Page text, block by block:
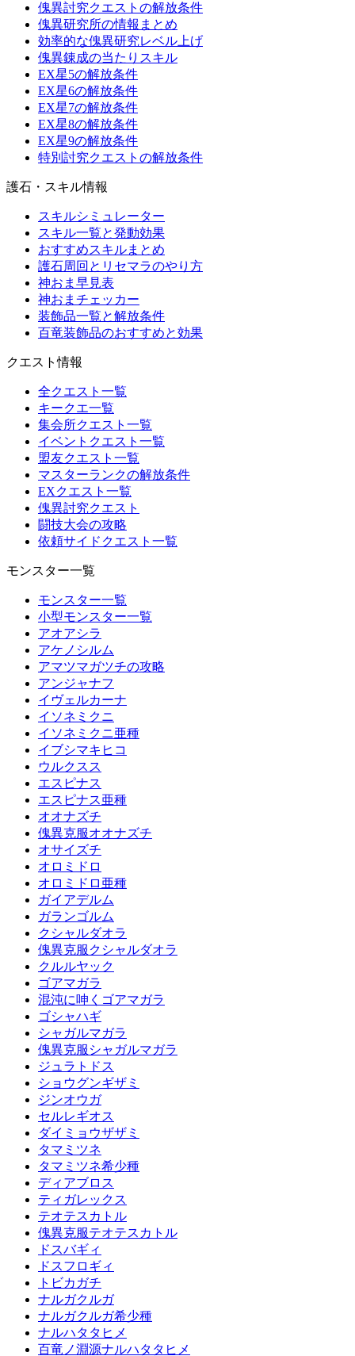
傀異討究クエストの解放条件
傀異研究所の情報まとめ
効率的な傀異研究レベル上げ
傀異錬成の当たりスキル
EX星5の解放条件
EX星6の解放条件
EX星7の解放条件
EX星8の解放条件
EX星9の解放条件
特別討究クエストの解放条件
護石・スキル情報
スキルシミュレーター
スキル一覧と発動効果
おすすめスキルまとめ
護石周回とリセマラのやり方
神おま早見表
神おまチェッカー
装飾品一覧と解放条件
百竜装飾品のおすすめと効果
クエスト情報
全クエスト一覧
キークエ一覧
集会所クエスト一覧
イベントクエスト一覧
盟友クエスト一覧
マスターランクの解放条件
EXクエスト一覧
傀異討究クエスト
闘技大会の攻略
依頼サイドクエスト一覧
モンスター一覧
モンスター一覧
小型モンスター一覧
アオアシラ
アケノシルム
アマツマガツチの攻略
アンジャナフ
イヴェルカーナ
イソネミクニ
イソネミクニ亜種
イブシマキヒコ
ウルクスス
エスピナス
エスピナス亜種
オオナズチ
傀異克服オオナズチ
オサイズチ
オロミドロ
オロミドロ亜種
ガイアデルム
ガランゴルム
クシャルダオラ
傀異克服クシャルダオラ
クルルヤック
ゴアマガラ
混沌に呻くゴアマガラ
ゴシャハギ
シャガルマガラ
傀異克服シャガルマガラ
ジュラトドス
ショウグンギザミ
ジンオウガ
セルレギオス
ダイミョウザザミ
タマミツネ
タマミツネ希少種
ディアブロス
ティガレックス
テオテスカトル
傀異克服テオテスカトル
ドスバギィ
ドスフロギィ
トビカガチ
ナルガクルガ
ナルガクルガ希少種
ナルハタタヒメ
百竜ノ淵源ナルハタタヒメ